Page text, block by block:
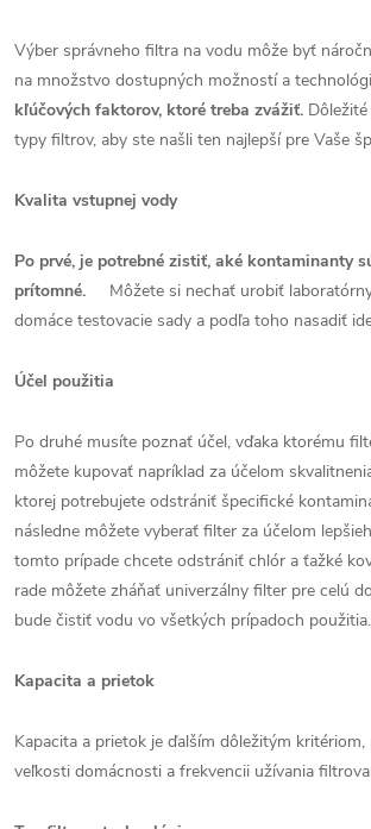
Výber správneho filtra na vodu môže byť
na množstvo dostupných možností a
kľúčových faktorov, ktoré treba zvážiť.
typy filtrov, aby ste našli ten najlepší pre Vaše
Kvalita vstupnej vody
Po prvé, je potrebné zistiť, aké kontaminanty
prítomné.
Môžete si nechať urobiť
domáce testovacie sady a podľa toho nasadiť
Účel použitia
Po druhé musíte poznať účel, vďaka ktorému
môžete kupovať napríklad za účelom
ktorej potrebujete odstrániť špecifické
následne môžete vyberať filter za účelom
tomto prípade chcete odstrániť chlór a ťažké
rade môžete zháňať univerzálny filter pre celú
bude čistiť vodu vo všetkých prípadoch použitia.
Kapacita a prietok
Kapacita a prietok je ďalším dôležitým
veľkosti domácnosti a frekvencii užívania